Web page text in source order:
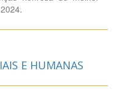
E HUMANAS